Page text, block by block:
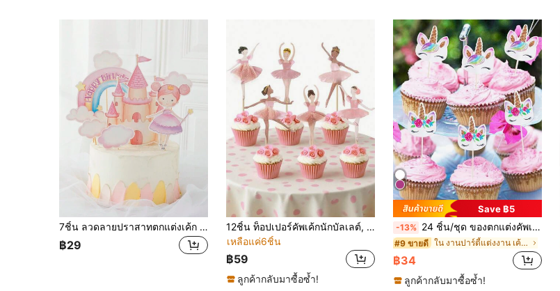
7ชิ้น ลวดลายปราสาทตกแต่งเค้ก พร้อมที่ตกแต่งเค้กเป็นรูปรุ้งสำหรับงานวันเกิดเด็กชายและเด็กหญิง
฿29
12ชิ้น ท็อปเปอร์คัพเค้กนักบัลเลต์, พู่เค้กเด็กผู้หญิงตูตูนักบัลเลต์หลากสีสัน, เหมาะสำหรับงานครบรอบแต่งงาน, งานเลี้ยงวันเกิด, เบบี้ชาวเวอร์, อุปกรณ์ทำขนมสำหรับงานปาร์ตี้
เหลือแค่6ชิ้น
฿59
ลูกค้ากลับมาซื้อซ้ำ!
Save ฿5
-13% 24 ชิ้น/ชุด ของตกแต่งคัพเค้ก เหมาะสำหรับงานปาร์ตี้วันหยุด
#9 ขายดี ใน งานปาร์ตี้แต่งงาน เค้กท็อปเปอร์
฿34
ลูกค้ากลับมาซื้อซ้ำ!